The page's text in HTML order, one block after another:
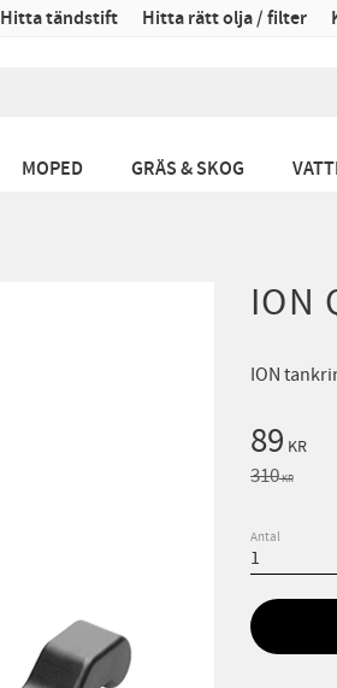
Hitta tändstift Hitta rätt olja / filter
MOPED GRÄS & SKOG
ION
ION
89 KR
Ordinarie
310KR
Antal